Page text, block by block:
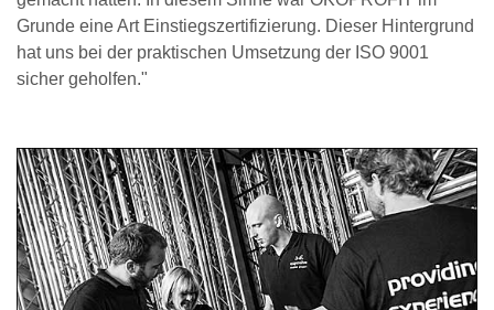
Grunde eine Art Einstiegszertifizierung. Dieser Hintergrund
hat uns bei der praktischen Umsetzung der ISO 9001
sicher geholfen."